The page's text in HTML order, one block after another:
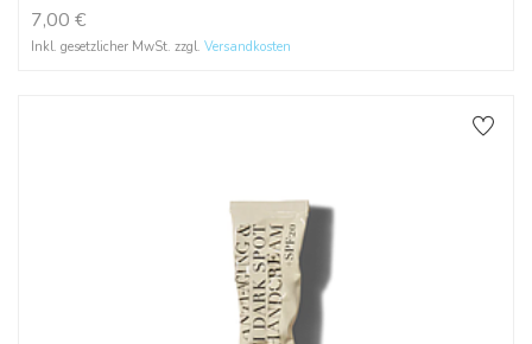
7,00 €
Inkl. gesetzlicher MwSt. zzgl. Versandkosten